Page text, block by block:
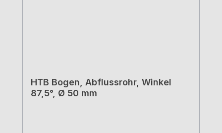
HTB Bogen, Abflussrohr, Winkel
87,5°, Ø 50 mm